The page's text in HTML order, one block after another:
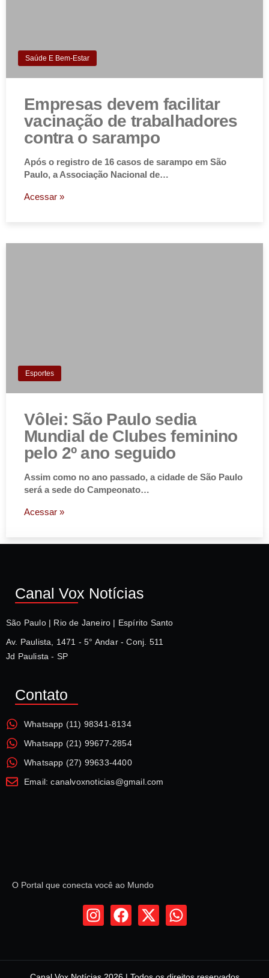
Saúde E Bem-Estar
Empresas devem facilitar
vacinação de trabalhadores
contra o sarampo
Após o registro de 16 casos de sarampo em São
Paulo, a Associação Nacional de…
Acessar »
Esportes
Vôlei: São Paulo sedia
Mundial de Clubes feminino
pelo 2º ano seguido
Assim como no ano passado, a cidade de São Paulo
será a sede do Campeonato…
Acessar »
Canal Vox Notícias
São Paulo | Rio de Janeiro | Espírito Santo
Av. Paulista, 1471 - 5° Andar - Conj. 511
Jd Paulista - SP
Contato
Whatsapp (11) 98341-8134
Whatsapp (21) 99677-2854
Whatsapp (27) 99633-4400
Email: canalvoxnoticias@gmail.com
O Portal que conecta você ao Mundo